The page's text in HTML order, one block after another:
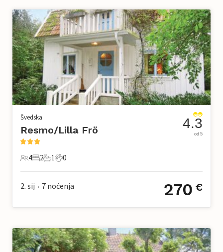
Švedska
Resmo/Lilla Frö
4 Gosti
4
2 Spavaće sobe
2
1 Kupaonica
1
0 Kućni ljubimac
0
4.3
od 5
2. sij • 7 noćenja 270 €